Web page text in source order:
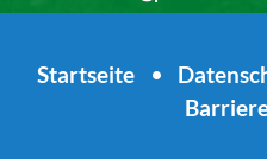
Startseite •